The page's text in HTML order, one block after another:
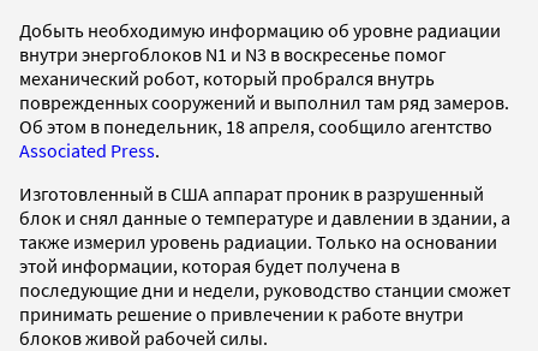
Добыть необходимую информацию об уровне радиации
внутри энергоблоков N1 и N3 в воскресенье помог
механический робот, который пробрался внутрь
поврежденных сооружений и выполнил там ряд замеров.
Об этом в понедельник, 18 апреля, сообщило агентство
Associated Press.
Изготовленный в США аппарат проник в разрушенный
блок и снял данные о температуре и давлении в здании, а
также измерил уровень радиации. Только на основании
этой информации, которая будет получена в
последующие дни и недели, руководство станции сможет
принимать решение о привлечении к работе внутри
блоков живой рабочей силы.